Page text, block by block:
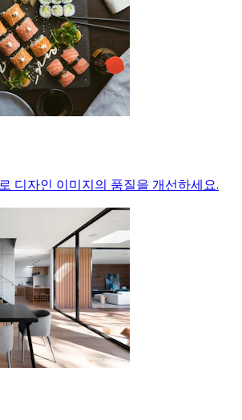
디자인 이미지의 품질을 개선하세요.